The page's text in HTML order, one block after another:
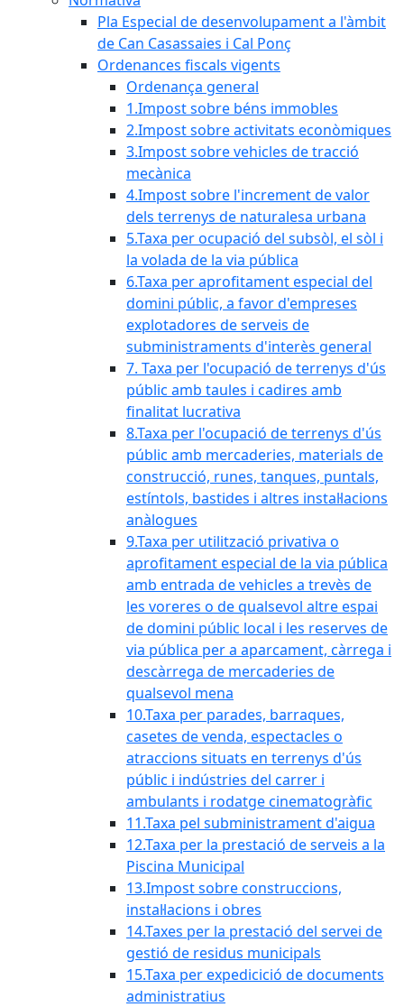
Pla Especial de desenvolupament a l'àmbit
de Can Casassaies i Cal Ponç
Ordenances fiscals vigents
Ordenança general
1.Impost sobre béns immobles
2.Impost sobre activitats econòmiques
3.Impost sobre vehicles de tracció
mecànica
4.Impost sobre l'increment de valor
dels terrenys de naturalesa urbana
5.Taxa per ocupació del subsòl, el sòl i
la volada de la via pública
6.Taxa per aprofitament especial del
domini públic, a favor d'empreses
explotadores de serveis de
subministraments d'interès general
7. Taxa per l'ocupació de terrenys d'ús
públic amb taules i cadires amb
finalitat lucrativa
8.Taxa per l'ocupació de terrenys d'ús
públic amb mercaderies, materials de
construcció, runes, tanques, puntals,
estíntols, bastides i altres instal·lacions
anàlogues
9.Taxa per utilització privativa o
aprofitament especial de la via pública
amb entrada de vehicles a trevès de
les voreres o de qualsevol altre espai
de domini públic local i les reserves de
via pública per a aparcament, càrrega i
descàrrega de mercaderies de
qualsevol mena
10.Taxa per parades, barraques,
casetes de venda, espectacles o
atraccions situats en terrenys d'ús
públic i indústries del carrer i
ambulants i rodatge cinematogràfic
11.Taxa pel subministrament d'aigua
12.Taxa per la prestació de serveis a la
Piscina Municipal
13.Impost sobre construccions,
instal·lacions i obres
14.Taxes per la prestació del servei de
gestió de residus municipals
15.Taxa per expedicició de documents
administratius